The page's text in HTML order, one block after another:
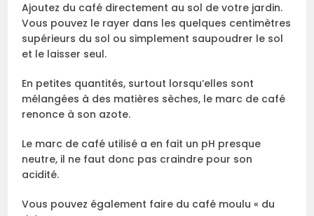
Ajoutez du café directement au sol de votre jardin.
Vous pouvez le rayer dans les quelques centimètres
supérieurs du sol ou simplement saupoudrer le sol
et le laisser seul.
En petites quantités, surtout lorsqu’elles sont
mélangées à des matières sèches, le marc de café
renonce à son azote.
Le marc de café utilisé a en fait un pH presque
neutre, il ne faut donc pas craindre pour son
acidité.
Vous pouvez également faire du café moulu « du